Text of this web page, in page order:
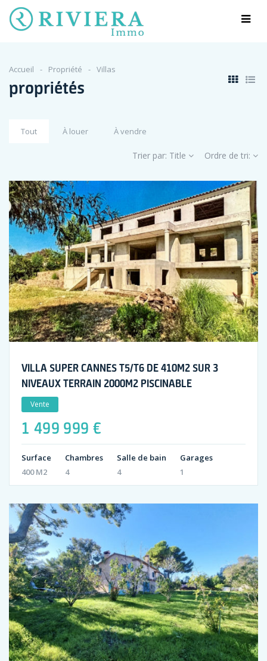
Accueil Propriété Villas
propriétés
Tout À louer À vendre
Trier par: Title Ordre de tri:
VILLA SUPER CANNES T5/T6 DE 410M2 SUR 3
NIVEAUX TERRAIN 2000M2 PISCINABLE
Vente
1 499 999 €
Surface
400 M2
Chambres
4
Salle de bain
4
Garages
1